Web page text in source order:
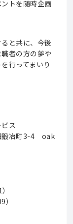
トを随時企画
と共に、今後
者の方の夢や
行ってまいり
ス
鍛冶町3-4 oak